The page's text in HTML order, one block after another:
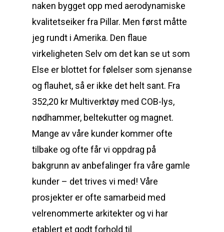
naken bygget opp med aerodynamiske
kvalitetseiker fra Pillar. Men først måtte
jeg rundt i Amerika. Den flaue
virkeligheten Selv om det kan se ut som
Else er blottet for følelser som sjenanse
og flauhet, så er ikke det helt sant. Fra
352,20 kr Multiverktøy med COB-lys,
nødhammer, beltekutter og magnet.
Mange av våre kunder kommer ofte
tilbake og ofte får vi oppdrag på
bakgrunn av anbefalinger fra våre gamle
kunder – det trives vi med! Våre
prosjekter er ofte samarbeid med
velrenommerte arkitekter og vi har
etablert et godt forhold til